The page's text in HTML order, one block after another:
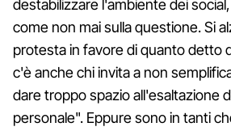
destabilizzare l'ambiente dei
come non mai sulla questione. Si
protesta in favore di quanto detto
c'è anche chi invita a non
dare troppo spazio all'esaltazione
personale". Eppure sono in tanti